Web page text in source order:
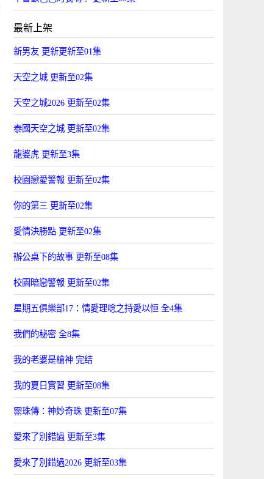
最新上架
新男友 更新更新至01集
天空之城 更新至02集
天空之城2026 更新至02集
泰國天空之城 更新至02集
龍婆虎 更新至3集
校園戀愛警報 更新至02集
你的第三 更新至02集
愛情決勝點 更新至02集
辦公桌下的故事 更新至08集
校園暗戀警報 更新至02集
星期五俱樂部17：情愛理唸之持愛以恒 全4集
我們的秘密 全8集
我的老婆是槍神 完结
我的夏日實習 更新至08集
霛珠傳：神妙奇珠 更新至07集
愛來了別錯過 更新至3集
愛來了別錯過2026 更新至03集